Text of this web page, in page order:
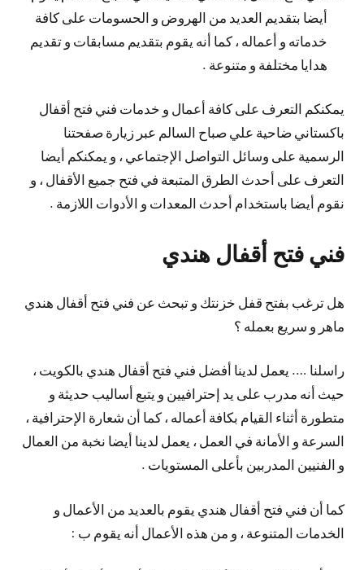
أيضا بتقديم العديد من الهروض و الحسومات على كافة
خدماته و أعماله ، كما أنه يقوم بتقديم مسابقات و تقديم
هدايا مختلفة و متنوعة .
يمكنكم التعرف على كافة أعمال و خدمات فني فتح أقفال
باكستاني ضاحية علي صباح السالم عبر زيارة صفحتنا
الرسمية على وسائل التواصل الإجتماعي ، و يمكنكم أيضا
التعرف على أحدث الطرق المتبعة في فتح جميع الأقفال ، و
نقوم أيضا باستخدام أحدث المعدات و الأدوات اللازمة .
فني فتح أقفال هندي
هل ترغب بفتح قفل خزنتك و تبحث عن فني فتح أقفال هندي
ماهر و سريع بعمله ؟
راسلنا …. يعمل لدينا أفضل فني فتح أقفال هندي بالكويت ،
حيث أنه مدرب على يد إحترافيين و يتبع أساليب حديثة و
متطورة أثناء القيام بكافة أعماله ، كما أن شعارة الإحترافية ،
السرعة و الأمانة في العمل ، يعمل لدينا أيضا نخبة من العمال
و الفنيين المدربين بأعلى المستويات .
كما أن فني فتح أقفال هندي يقوم بالعديد من الأعمال و
الخدمات المتنوعة ، و من هذه الأعمال أنه يقوم ب :